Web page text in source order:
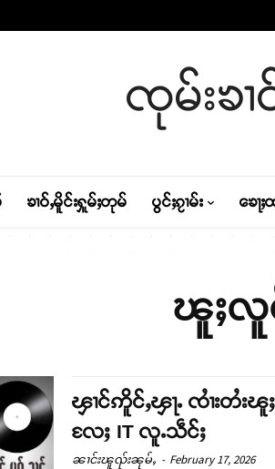
ၸုမ်းၶၢ
ၶၢဝ်ႇမိူင်းႁူမ်ႈတုမ် ပွင်ႈၵႂၢမ်း ၶေႃ
ၽူႈလူ
ၾၢင်ဢိူင်ႇၾႃႉ ၸၢႆးတႆး
လႄႈ IT လူႉသဵင်ႈ
ၼၢင်းၽူၺ်းၼုမ်ႇ - February 17, 2026